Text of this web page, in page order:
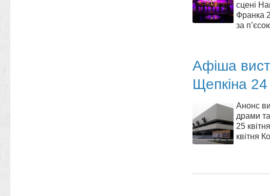
сцені
Франка
за
Афіша
Щепкіна
Анонс
драми
25
квітня